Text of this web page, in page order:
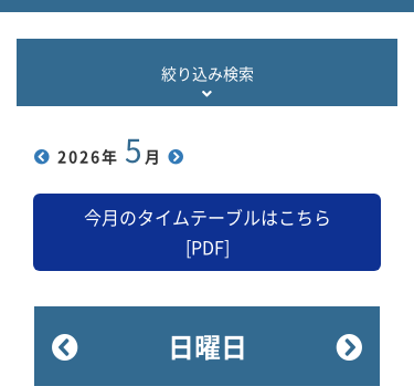
絞り込み検索
2026年 5 月
今月のタイムテーブルはこちら
[PDF]
日曜日